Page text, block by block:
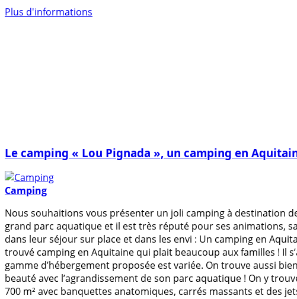
Plus d'informations
Le camping « Lou Pignada », un camping en
Camping
Nous souhaitions vous présenter un joli camping à destination
grand parc aquatique et il est très réputé pour ses animations,
dans leur séjour sur place et dans les envi : Un camping en
trouvé camping en Aquitaine qui plait beaucoup aux familles ! Il
gamme d’hébergement proposée est variée. On trouve aussi
beauté avec l’agrandissement de son parc aquatique ! On y
700 m² avec banquettes anatomiques, carrés massants et des